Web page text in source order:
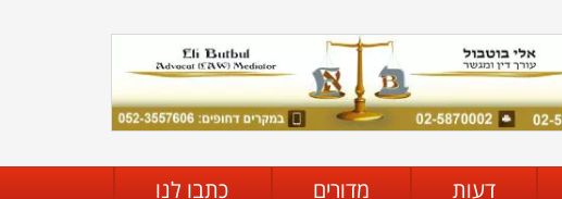
דעות מדורים כתבו לנו